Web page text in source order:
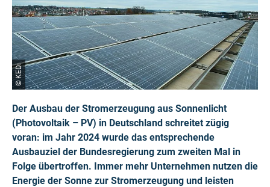
© KEDi
Der Ausbau der Stromerzeugung aus Sonnenlicht
(Photovoltaik – PV) in Deutschland schreitet zügig
voran: im Jahr 2024 wurde das entsprechende
Ausbauziel der Bundesregierung zum zweiten Mal in
Folge übertroffen. Immer mehr Unternehmen nutzen die
Energie der Sonne zur Stromerzeugung und leisten